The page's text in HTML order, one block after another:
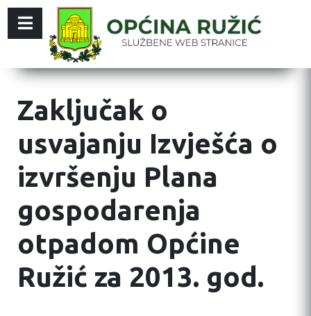
Zaključak o
usvajanju Izvješća o
izvršenju Plana
gospodarenja
otpadom Općine
Ružić za 2013. god.